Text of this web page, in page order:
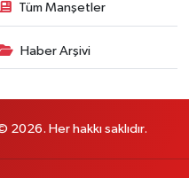
Tüm Manşetler
Haber Arşivi
Her hakkı saklıdır.